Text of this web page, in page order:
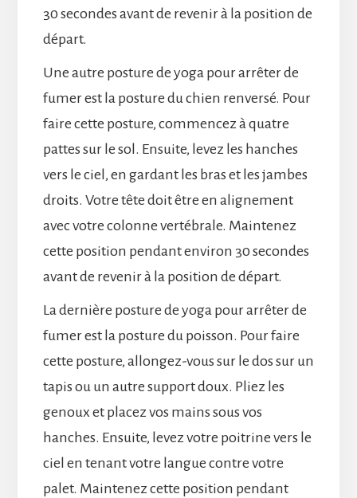
30 secondes avant de revenir à la position de
départ.
Une autre posture de yoga pour arrêter de
fumer est la posture du chien renversé. Pour
faire cette posture, commencez à quatre
pattes sur le sol. Ensuite, levez les hanches
vers le ciel, en gardant les bras et les jambes
droits. Votre tête doit être en alignement
avec votre colonne vertébrale. Maintenez
cette position pendant environ 30 secondes
avant de revenir à la position de départ.
La dernière posture de yoga pour arrêter de
fumer est la posture du poisson. Pour faire
cette posture, allongez-vous sur le dos sur un
tapis ou un autre support doux. Pliez les
genoux et placez vos mains sous vos
hanches. Ensuite, levez votre poitrine vers le
ciel en tenant votre langue contre votre
palet. Maintenez cette position pendant